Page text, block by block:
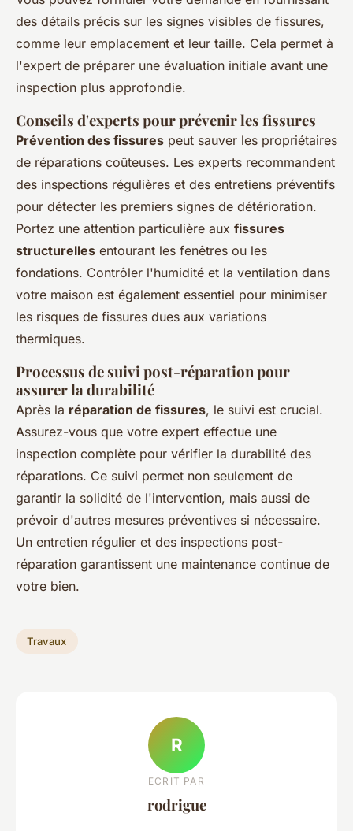
des détails précis sur les signes visibles de fissures,
comme leur emplacement et leur taille. Cela permet à
l'expert de préparer une évaluation initiale avant une
inspection plus approfondie.
Conseils d'experts pour prévenir les fissures
Prévention des fissures peut sauver les propriétaires
de réparations coûteuses. Les experts recommandent
des inspections régulières et des entretiens préventifs
pour détecter les premiers signes de détérioration.
Portez une attention particulière aux fissures
structurelles entourant les fenêtres ou les
fondations. Contrôler l'humidité et la ventilation dans
votre maison est également essentiel pour minimiser
les risques de fissures dues aux variations
thermiques.
Processus de suivi post-réparation pour
assurer la durabilité
Après la réparation de fissures, le suivi est crucial.
Assurez-vous que votre expert effectue une
inspection complète pour vérifier la durabilité des
réparations. Ce suivi permet non seulement de
garantir la solidité de l'intervention, mais aussi de
prévoir d'autres mesures préventives si nécessaire.
Un entretien régulier et des inspections post-
réparation garantissent une maintenance continue de
votre bien.
Travaux
R
ECRIT PAR
rodrigue